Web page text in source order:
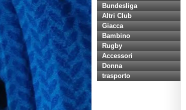
Bundesliga
Altri Club
Giacca
Bambino
Rugby
Accessori
Donna
trasporto